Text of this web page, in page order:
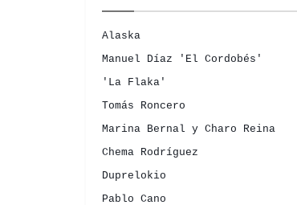
Alaska
Manuel Díaz 'El Cordobés'
'La Flaka'
Tomás Roncero
Marina Bernal y Charo Reina
Chema Rodríguez
Duprelokio
Pablo Cano